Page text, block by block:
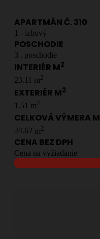
APARTMÁN Č.310
1 - izbový
POSCHODIE
3 . poschodie
INTERIÉR M2
23.11 m2
EXTERIÉR M2
1.51 m2
CELKOVÁ VÝMERA M
24.62 m2
CENA BEZ DPH
Cena na vyžiadanie